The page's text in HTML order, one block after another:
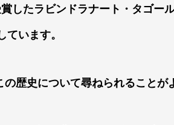
したラビンドラナート・タゴー
います。
歴史について尋ねられることが